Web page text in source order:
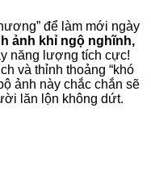
để làm mới ngày
ảnh khỉ ngộ nghĩnh,
năng lượng tích cực!
và thỉnh thoảng “khó
ảnh này chắc chắn sẽ
lăn lộn không dứt.